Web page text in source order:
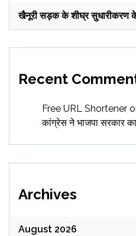
खैनूरी सड़क के शीघ्र सुधारीकरण के
Recent
Free URL Shortener
कांग्रेस ने भाजपा सरकार
Archives
August 2026